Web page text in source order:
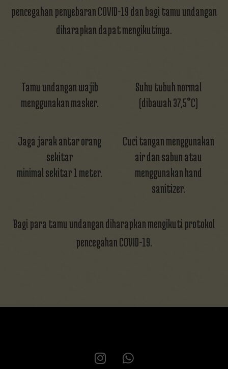
pencegahan penyebaran COVID-19 dan bagi tamu undangan
diharapkan dapat mengikutinya.
Tamu undangan wajib
menggunakan masker.
Jaga jarak antar orang
sekitar
minimal sekitar 1 meter.
Suhu tubuh normal
(dibawah 37,5°C)
Cuci tangan menggunakan
air dan sabun atau
menggunakan hand
sanitizer.
Bagi para tamu undangan diharapkan mengikuti protokol
pencegahan COVID-19.